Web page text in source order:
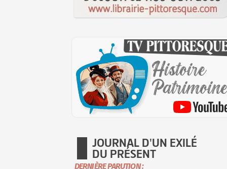
JOURNAL D'UN EXILÉ
DU PRÉSENT
DERNIÈRE PARUTION :